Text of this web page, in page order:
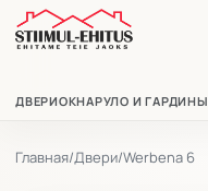
ДВЕРИОКНАРУЛО И ГАРДИНЫ
Главная/Двери/Werbena 6